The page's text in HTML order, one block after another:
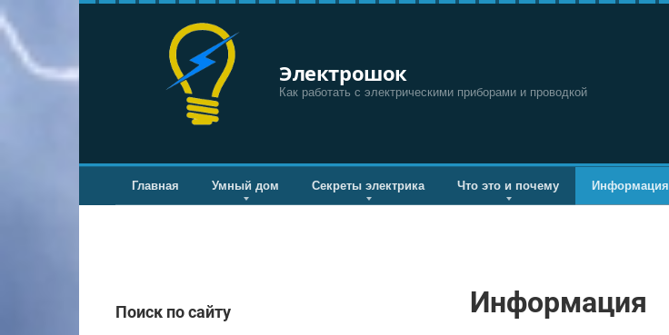
Перейти
к
контенту
Электрошок
Как работать с электрическими приборами и проводкой
Главная Умный дом Секреты электрика Что это и почему Информация
Информация
Поиск по сайту